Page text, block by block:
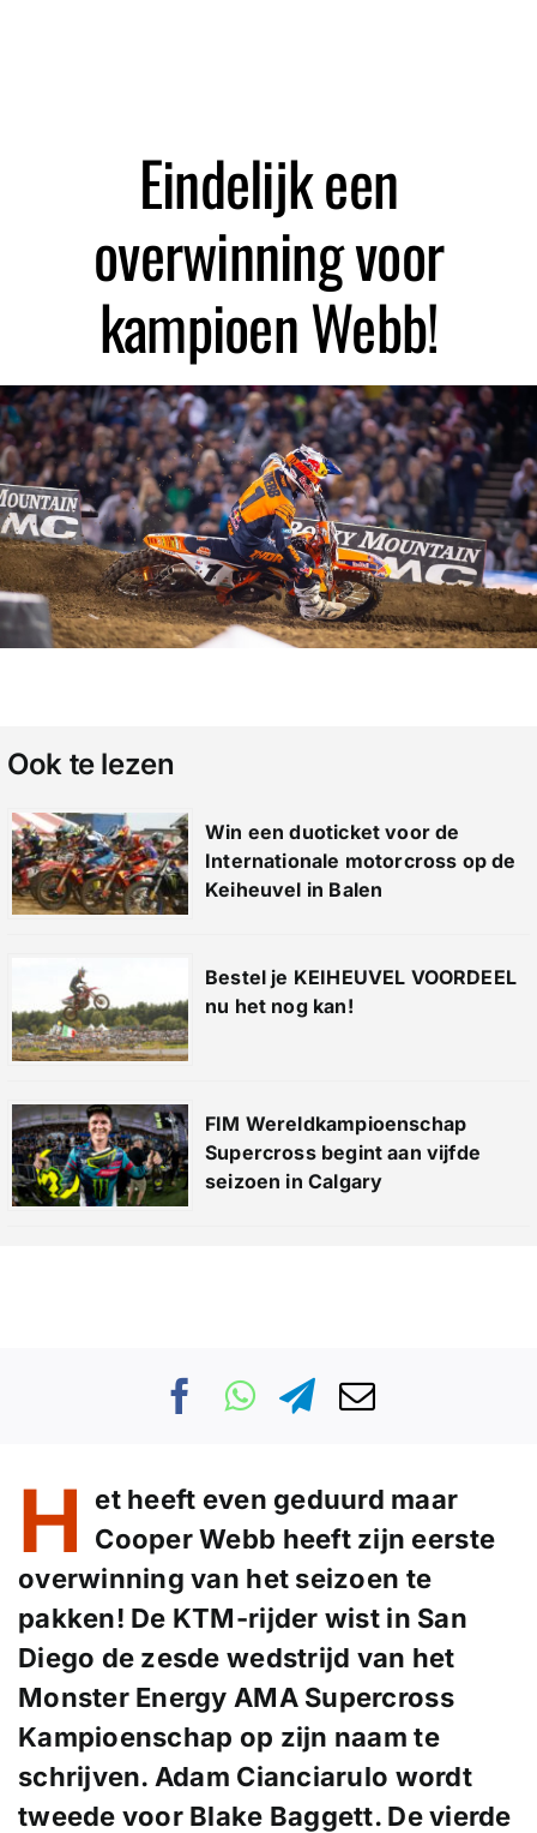
Eindelijk een
overwinning voor
kampioen Webb!
Ook te lezen
Win een duoticket voor de
Internationale motorcross op de
Keiheuvel in Balen
Bestel je KEIHEUVEL VOORDEEL
nu het nog kan!
FIM Wereldkampioenschap
Supercross begint aan vijfde
seizoen in Calgary
H
et heeft even geduurd maar
Cooper Webb heeft zijn eerste
overwinning van het seizoen te
pakken! De KTM-rijder wist in San
Diego de zesde wedstrijd van het
Monster Energy AMA Supercross
Kampioenschap op zijn naam te
schrijven. Adam Cianciarulo wordt
tweede voor Blake Baggett. De vierde